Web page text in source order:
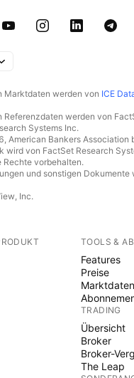
Marktdaten werden von ICE
Referenzdaten werden von
Systems Inc.
American Bankers Association
wird von FactSet Research
Rechte vorbehalten.
und sonstigen Dokumente
Inc.
TOOLS &
Features
Preise
Marktdaten
TRADING
Übersicht
Broker
Broker-
The Leap